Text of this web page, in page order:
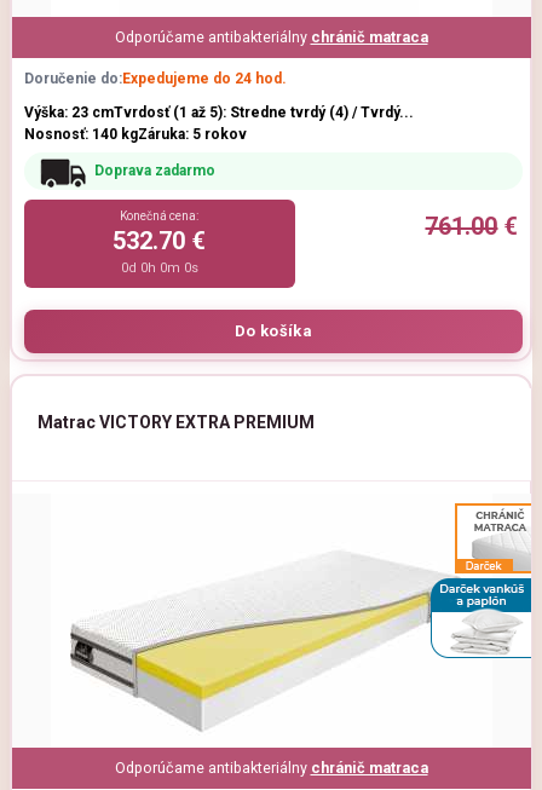
Odporúčame antibakteriálny chránič matraca
Doručenie do:Expedujeme do 24 hod.
Výška: 23 cmTvrdosť (1 až 5): Stredne tvrdý (4) / Tvrdý...
Nosnosť: 140 kgZáruka: 5 rokov
Doprava zadarmo
761.00€
Konečná cena:
532.70 €
0d 0h 0m 0s
Matrac VICTORY EXTRA PREMIUM
Odporúčame antibakteriálny chránič matraca